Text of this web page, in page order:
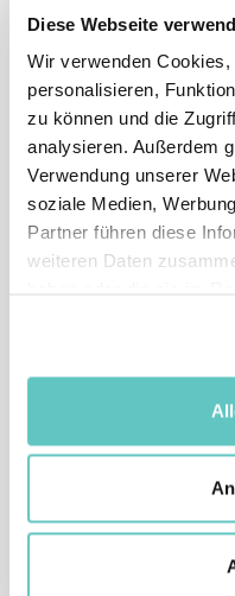
Diese Webseite
Wir verwenden
personalisieren,
zu können und die
analysieren. Außerdem
Verwendung unserer
soziale Medien,
Partner führen diese
weiteren Daten
Gesundheit